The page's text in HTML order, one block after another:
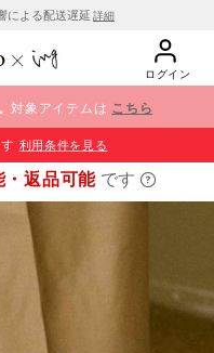
による配送遅延 詳細
ログイン
対象アイテムは こちら
利用条件を見る
・返品可能 です